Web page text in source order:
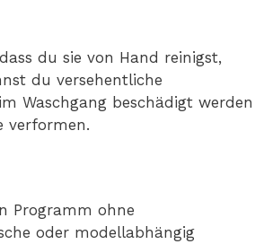
du sie von Hand reinigst,
du versehentliche
Waschgang beschädigt werden
verformen.
Programm ohne
oder modellabhängig